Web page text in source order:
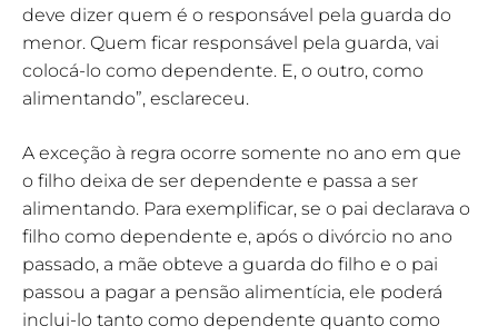
deve dizer quem é o responsável pela guarda do
menor. Quem ficar responsável pela guarda, vai
colocá-lo como dependente. E, o outro, como
alimentando”, esclareceu.
A exceção à regra ocorre somente no ano em que
o filho deixa de ser dependente e passa a ser
alimentando. Para exemplificar, se o pai declarava o
filho como dependente e, após o divórcio no ano
passado, a mãe obteve a guarda do filho e o pai
passou a pagar a pensão alimentícia, ele poderá
inclui-lo tanto como dependente quanto como